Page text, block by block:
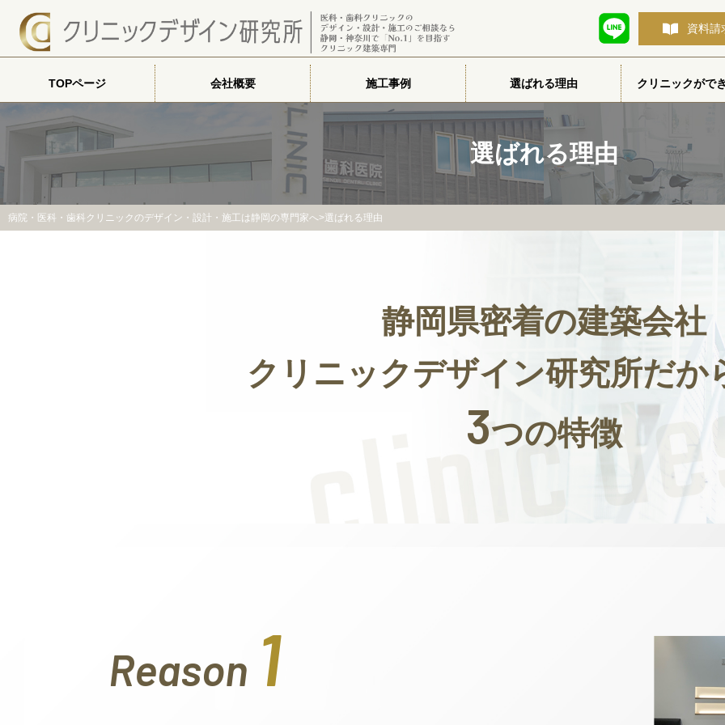
資料請
TOPページ 会社概要 施工事例 選ばれる理由 クリニックがで
選ばれる理由
病院・医科・歯科クリニックのデザイン・設計・施工は静岡の専門家へ>選ばれる理由
静岡県密着の建築会社
クリニックデザイン研究所だか
3つの特徴
Reason 1